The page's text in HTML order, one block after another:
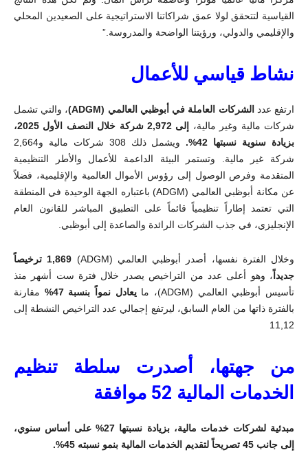
القياسية لتتحقق لولا عمق شراكاتنا الاستراتيجية على الصعيدين المحلي
والإقليمي والدولي، ورؤيتنا الواضحة والمدروسة.”
نشاط قياسي للأعمال
ارتفع عدد الشركات العاملة في أبوظبي العالمي (ADGM
)، والتي تشمل
شركات مالية وغير مالية،
إلى 2,972 شركة خلال النصف الأول 2025،
بزيادة سنوية نسبتها 42%.
ويشمل ذلك 308 شركات مالية و2,664
شركة غير مالية
وتستمر البيئة الداعمة للأعمال والأطر التنظيمية
المتقدمة وفرص الوصول إلى رؤوس الأموال العالمية والإقليمية، فضلاً
عن مكانة أبوظبي العالمي (ADGM) باعتباره الجهة الوحيدة في المنطقة
التي تعتمد إطاراً تنظيمياً قائماً على التطبيق المباشر للقانون العام
الإنجليزي، في جذب الشركات الرائدة والصاعدة إلى أبوظبي
وخلال الفترة نفسها، أصدر أبوظبي العالمي (ADGM
)
1,869 ترخيصاً
جديداً ، وهو أعلى عدد من التراخيص يصدر خلال فترة ست أشهر منذ
تأسيس أبوظبي العالمي (ADGM)، مايعادل نمواً بنسبة 47%
مقارنة
بالفترة ذاتها من العام السابق، ليرتفع إجمالي عدد التراخيص النشطة إلى
11,12
من جهتها، أصدرت سلطة تنظيم
الخدمات المالية 52 موافقة
مبدئية
لشركات خدمات مالية، بزيادة نسبتها 27% على أساس سنوي،
إلى جانب 45 تصريحاً لتقديم الخدمات المالية بنمو نسبته 45
%
.